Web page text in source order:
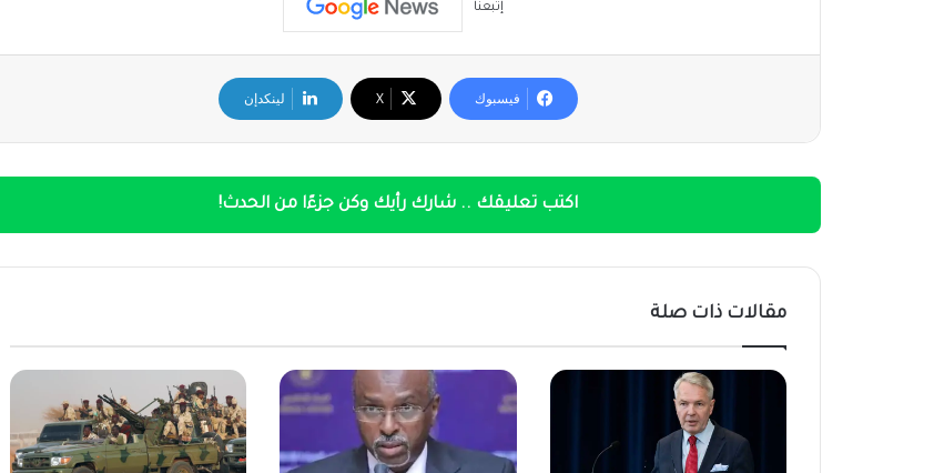
إتبعنا
فيسبوك ‫X لينكدإن
اكتب تعليقك .. شارك رأيك وكن جزءًا من الحدث!
مقالات ذات صلة